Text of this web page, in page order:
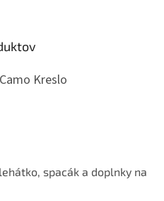
Kreslo
5 z 5 hviezdičiek.
spacák a doplnky na